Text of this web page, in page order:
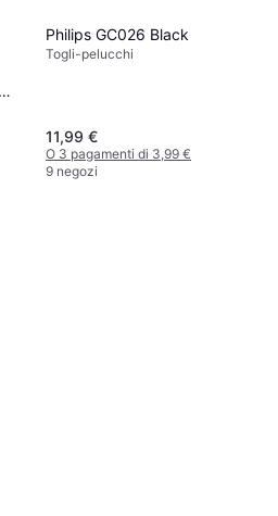
Philips GC026 Black
Togli-pelucchi
11,99 €
O 3 pagamenti di 3,99 €
9 negozi